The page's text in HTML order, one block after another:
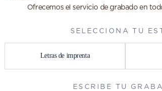
Ofrecemos el servicio de grabado en
SELECCIONA TU
Letras de imprenta
ESCRIBE TU